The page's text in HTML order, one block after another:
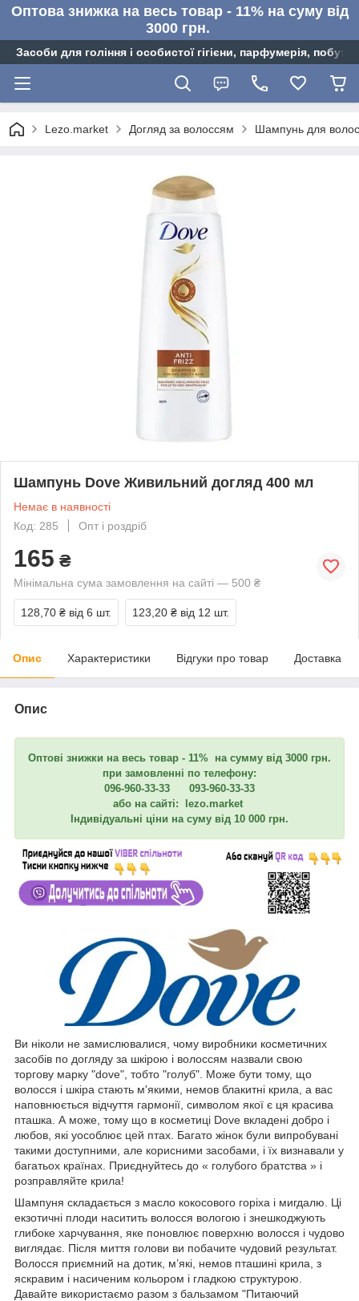
Оптова знижка на весь товар - 11% на суму від
3000 грн.
Засоби для гоління і особистої гігієни, парфумерія,
Lezo.market Догляд за волоссям Шампунь для
Шампунь Dove Живильний догляд 400 мл
Немає в наявності
Код: 285
Опт і роздріб
165 ₴
Мінімальна сума замовлення на сайті — 500 ₴
128,70 ₴ від 6 шт. 123,20 ₴ від 12 шт.
Опис Характеристики Відгуки про товар Доставка
Опис
Оптові знижки на весь товар - 11% на сумму від 3000 грн.
при замовленні по телефону:
096-960-33-33 093-960-33-33
або на сайті: lezo.market
Індивідуальні ціни на суму від 10 000 грн.
Ви ніколи не замислювалися, чому виробники косметичних
засобів по догляду за шкірою і волоссям назвали свою
торгову марку "dove", тобто "голуб". Може бути тому, що
волосся і шкіра стають м'якими, немов блакитні крила, а вас
наповнюється відчуття гармонії, символом якої є ця красива
пташка. А може, тому що в косметиці Dove вкладені добро і
любов, які уособлює цей птах. Багато жінок були випробувані
такими доступними, але корисними засобами, і їх визнавали у
багатьох країнах. Приєднуйтесь до « голубого братства » і
розправляйте крила!
Шампуня складається з масло кокосового горіха і мигдалю. Ці
екзотичні плоди наситить волосся вологою і знешкоджують
глибоке харчування, яке поновлює поверхню волосся і чудово
виглядає. Після миття голови ви побачите чудовий результат.
Волосся приємний на дотик, м’які, немов пташині крила, з
яскравим і насиченим кольором і гладкою структурою.
Давайте використаємо разом з бальзамом "Питаючий